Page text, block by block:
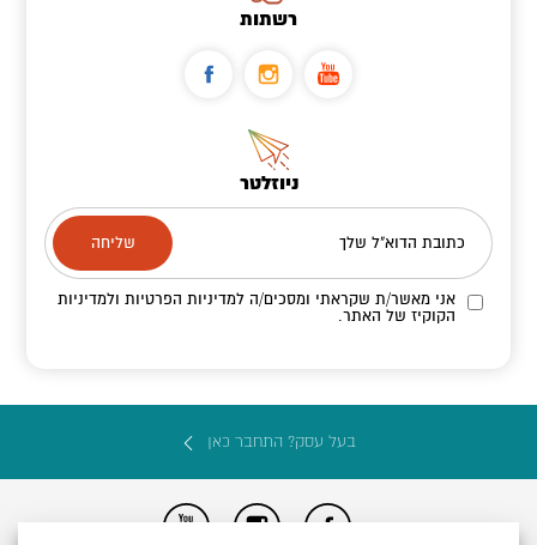
רשתות
ניוזלטר
כתובת הדוא"ל שלך
אני מאשר/ת שקראתי ומסכים/הלמדיניות הפרטיות ולמדיניות
הקוקיז של האתר.
בעל עסק? התחבר כאן